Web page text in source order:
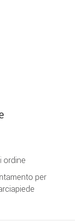
ordine
per